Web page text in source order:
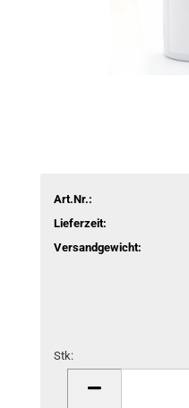
Art.Nr.:
Lieferzeit:
Versandgewicht:
Stk: